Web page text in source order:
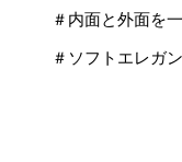
＃内面と外面を
＃ソフトエレガ